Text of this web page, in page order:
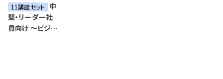
11講座セット 中
堅・リーダー社
員向け ～ビジネ